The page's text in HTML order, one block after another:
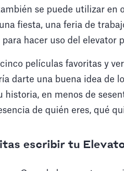
se puede utilizar en
fiesta, una feria de
para hacer uso del elevator
películas favoritas y
darte una buena idea de
historia, en menos de
de quién eres, qué
escribir tu